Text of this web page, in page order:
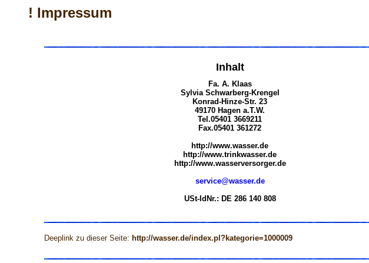
! Impressum
Inhalt
Fa. A. Klaas
Sylvia Schwarberg-Krengel
Konrad-Hinze-Str. 23
49170 Hagen a.T.W.
Tel.05401 3669211
Fax.05401 361272
http://www.wasser.de
http://www.trinkwasser.de
http://www.wasserversorger.de
service@wasser.de
USt-IdNr.: DE 286 140 808
Deeplink zu dieser Seite: http://wasser.de/index.pl?kategorie=1000009